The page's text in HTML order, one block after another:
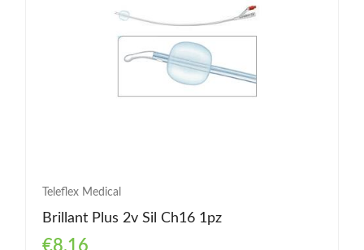
Teleflex Medical
Brillant Plus 2v Sil Ch16 1pz
€8,16